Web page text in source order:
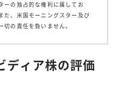
ーの独占的な権利に属してお
た、米国モーニングスター及び
の責任を負いません。
ディア株の評価